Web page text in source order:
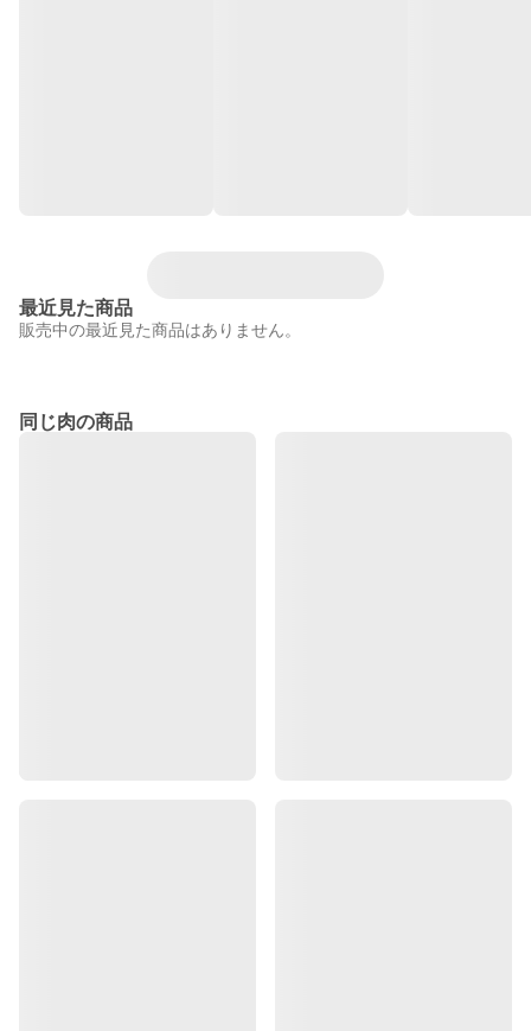
最近見た商品
販売中の最近見た商品はありません。
同じ肉の商品